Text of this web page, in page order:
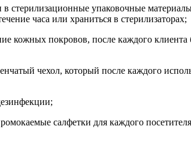
упаковочные
часа или храниться в стерилизаторах;
кожных покровов, после каждого
чехол, который после каждого
салфетки для каждого